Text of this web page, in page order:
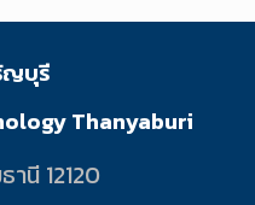
ญบุรี
Thanyaburi
นี 12120